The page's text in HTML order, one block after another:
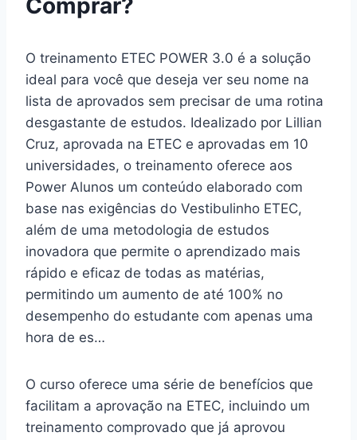
Comprar?
O treinamento ETEC POWER 3.0 é a solução
ideal para você que deseja ver seu nome na
lista de aprovados sem precisar de uma rotina
desgastante de estudos. Idealizado por Lillian
Cruz, aprovada na ETEC e aprovadas em 10
universidades, o treinamento oferece aos
Power Alunos um conteúdo elaborado com
base nas exigências do Vestibulinho ETEC,
além de uma metodologia de estudos
inovadora que permite o aprendizado mais
rápido e eficaz de todas as matérias,
permitindo um aumento de até 100% no
desempenho do estudante com apenas uma
hora de es…
O curso oferece uma série de benefícios que
facilitam a aprovação na ETEC, incluindo um
treinamento comprovado que já aprovou